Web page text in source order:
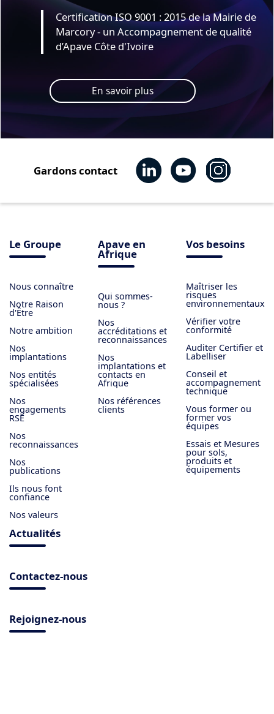
Certification ISO 9001 : 2015 de la Mairie de
Marcory - un Accompagnement de qualité
d’Apave Côte d'Ivoire
En savoir plus
Gardons contact
Le Groupe
Nous connaître
Notre Raison
d'Être
Notre ambition
Nos
implantations
Nos entités
spécialisées
Nos
engagements
RSE
Nos
reconnaissances
Nos
publications
Ils nous font
confiance
Nos valeurs
Apave en
Afrique
Qui sommes-
nous ?
Nos
accréditations et
reconnaissances
Nos
implantations et
contacts en
Afrique
Nos références
clients
Vos besoins
Maîtriser les
risques
environnementaux
Vérifier votre
conformité
Auditer Certifier et
Labelliser
Conseil et
accompagnement
technique
Vous former ou
former vos
équipes
Essais et Mesures
pour sols,
produits et
équipements
Actualités
Contactez-nous
Rejoignez-nous